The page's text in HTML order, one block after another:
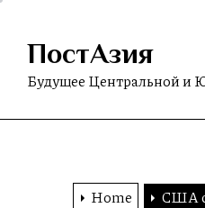
Skip
content
ПостАзия
Будущее Центральной и
Home США